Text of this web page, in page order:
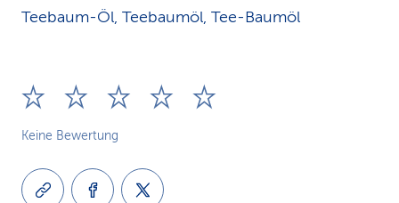
Teebaum-Öl, Teebaumöl, Tee-Baumöl
Keine Bewertung